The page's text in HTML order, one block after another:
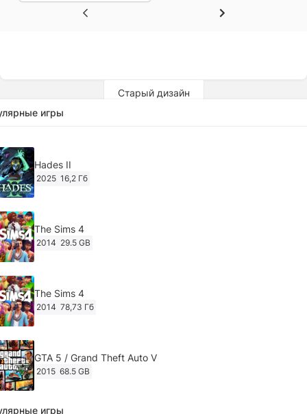
Старый дизайн
игры
Hades II
2025 16,2 Гб
The Sims 4
2014 29.5 GB
The Sims 4
2014 78,73 Гб
GTA 5 / Grand Theft Auto V
2015 68.5 GB
игры